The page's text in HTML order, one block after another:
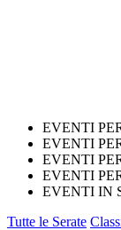
EVENTI
EVENTI
EVENTI
EVENTI
EVENTI IN
Tutte le Serate